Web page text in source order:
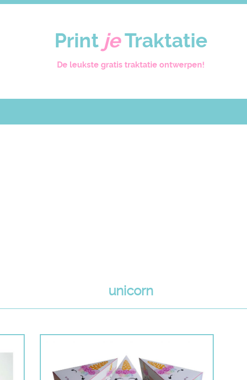
Print je Traktatie
De leukste gratis traktatie ontwerpen!
unicorn